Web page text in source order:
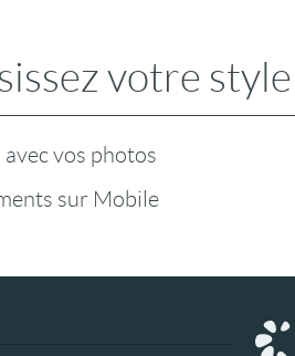
votre style
vos photos
sur Mobile